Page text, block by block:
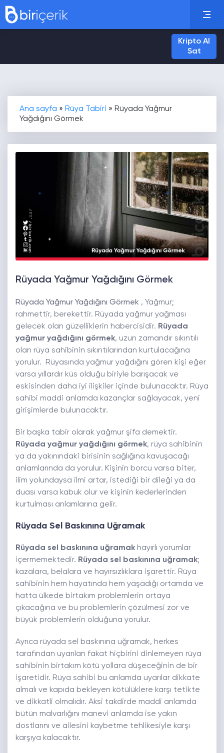
Kripto Al
Sat
Ana sayfa » Rüya Tabiri » Rüyada Yağmur
Yağdığını Görmek
Rüyada Yağmur Yağdığını Görmek
Rüyada Yağmur Yağdığını Görmek , Yağmur;
rahmettir, berekettir. Rüyada yağmur yağması
gelecek olan güzelliklerin habercisidir. Rüyada
yağmur yağdığını görmek, uzun zamandır sıkıntılı
olan rüya sahibinin sıkıntılarından kurtulacağına
yorulur. Rüyasında yağmur yağdığını gören kişi eğer
varsa yıllardır küs olduğu biriyle barışacak ve
eskisinden daha iyi ilişkiler içinde bulunacaktır. Rüya
sahibi maddi anlamda kazançlar sağlayacak, yeni
girişimlerde bulunacaktır.
Bir başka tabir olarak yağmur şifa demektir.
Rüyada yağmur yağdığını görmek, rüya sahibinin
ya da yakınındaki birisinin sağlığına kavuşacağı
anlamlarında da yorulur. Kişinin borcu varsa biter,
ilim yolundaysa ilmi artar, istediği bir dileği ya da
duası varsa kabuk olur ve kişinin kederlerinden
kurtulması anlamlarına gelir.
Rüyada Sel Baskınına Uğramak
Rüyada sel baskınına uğramak hayırlı yorumlar
içermemektedir. Rüyada sel baskınına uğramak;
kazalara, belalara ve hayırsızlıklara işarettir. Rüya
sahibinin hem hayatında hem yaşadığı ortamda ve
hatta ülkede birtakım problemlerin ortaya
çıkacağına ve bu problemlerin çözülmesi zor ve
büyük problemlerin olduğuna yorulur.
Ayrıca rüyada sel baskınına uğramak, herkes
tarafından uyarılan fakat hiçbirini dinlemeyen rüya
sahibinin birtakım kötü yollara düşeceğinin de bir
işaretidir. Rüya sahibi bu anlamda uyarılar dikkate
almalı ve kapıda bekleyen kötülüklere karşı tetikte
ve dikkatli olmalıdır. Aksi takdirde maddi anlamda
bütün malvarlığını manevi anlamda ise yakın
dostlarını ve ailesini kaybetme tehlikesiyle karşı
karşıya kalacaktır.